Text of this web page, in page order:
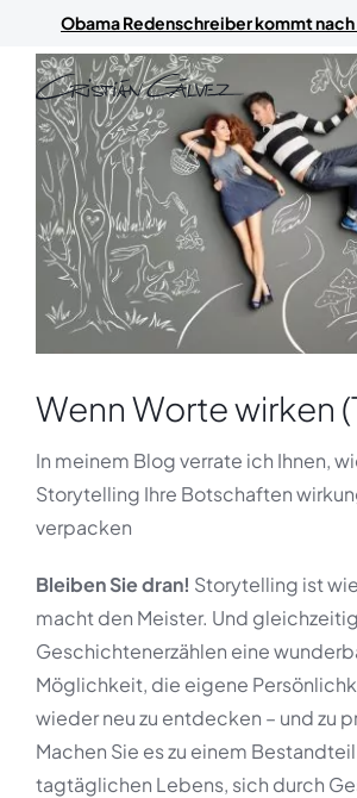
Skip to main content
Obama Redenschreiber kommt
Wenn Worte wirken
In meinem Blog verrate ich Ihnen,
Storytelling Ihre Botschaften
verpacken
Bleiben Sie dran! Storytelling ist
macht den Meister. Und
Geschichtenerzählen eine
Möglichkeit, die eigene
wieder neu zu entdecken – und zu
Machen Sie es zu einem
tagtäglichen Lebens, sich durch